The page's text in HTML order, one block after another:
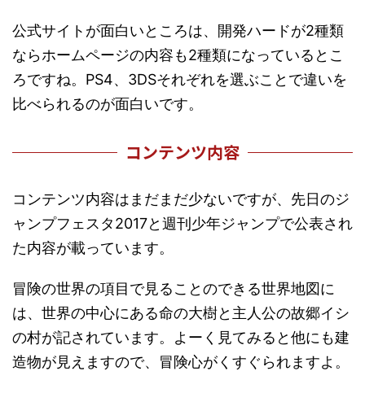
公式サイトが面白いところは、開発ハードが2種類
ならホームページの内容も2種類になっているとこ
ろですね。PS4、3DSそれぞれを選ぶことで違いを
比べられるのが面白いです。
コンテンツ内容
コンテンツ内容はまだまだ少ないですが、先日のジ
ャンプフェスタ2017と週刊少年ジャンプで公表され
た内容が載っています。
冒険の世界の項目で見ることのできる世界地図に
は、世界の中心にある命の大樹と主人公の故郷イシ
の村が記されています。よーく見てみると他にも建
造物が見えますので、冒険心がくすぐられますよ。